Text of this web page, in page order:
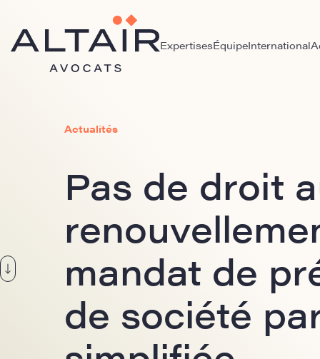
ExpertisesÉquipeInternational
Actualités
Pas de droit
mandat de
de société